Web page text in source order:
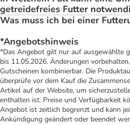
getreidefreies Futter
Was muss ich bei einer
*Angebotshinweis
*Das Angebot gilt nur auf ausgewählte
bis 11.05.2026. Änderungen
Gutscheinen kombinierbar. Die
überprüfe vor dem Kauf die
Artikel auf der Website, um
enthalten ist. Preise und Verfügbarkeit
Angebot ist zeitlich begrenzt und kann
Ankündigung geändert oder beendet